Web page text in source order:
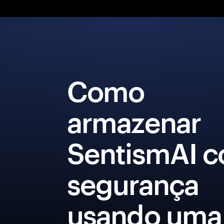
Como
armazenar
SentismAI
segurança
usando uma